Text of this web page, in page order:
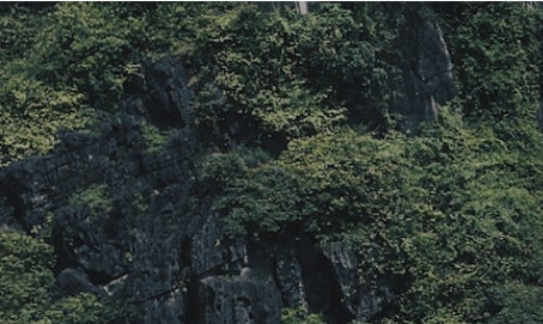
Lịch
Kết
Nối
Di
Sản
Miền
Trung
-
Miền
Trung
Tourism